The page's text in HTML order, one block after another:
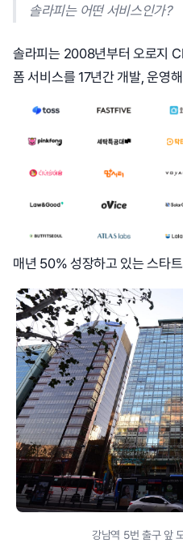
솔라피는 어떤 서비스인가?
솔라피는 2008년부터 오로지
폼 서비스를 17년간 개발, 운영
매년 50% 성장하고 있는 스타
강남역 5번 출구 앞